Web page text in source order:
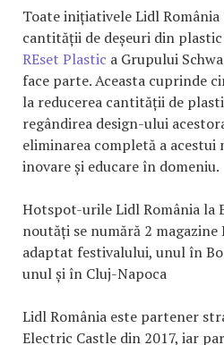
Toate inițiativele Lidl
cantității de deșeuri din
REset Plastic a Grupului
face parte. Aceasta cuprinde
la reducerea cantității de
regândirea design-ului
eliminarea completă a acestui
inovare și educare în domeniu.
Hotspot-urile Lidl România la
noutăți se numără 2
adaptat festivalului, unul în
unul și în Cluj-Napoca
Lidl România este partener
Electric Castle din 2017, iar